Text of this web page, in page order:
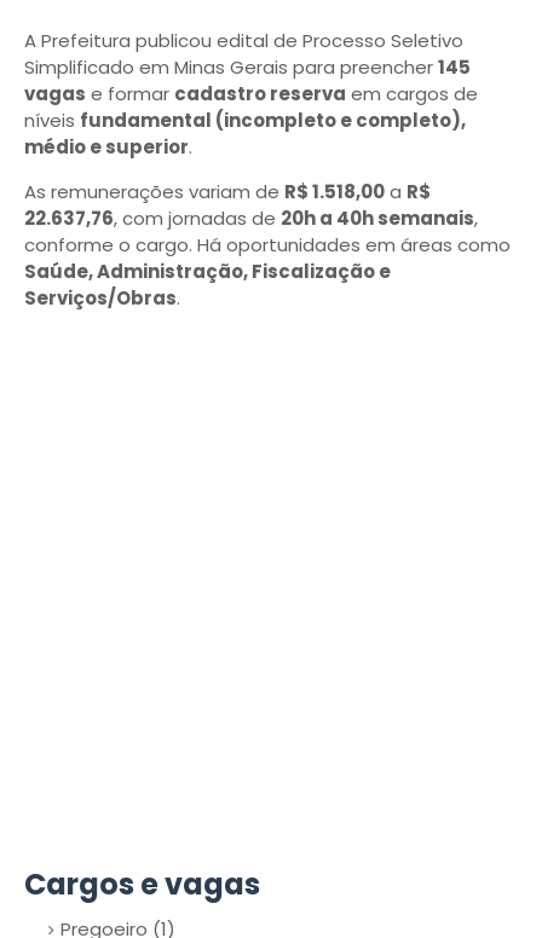
A Prefeitura publicou edital de Processo Seletivo
Simplificado em Minas Gerais para preencher145
vagas e formar cadastro reserva em cargos de
níveis fundamental (incompleto e completo),
médio e superior.
As remunerações variam de R$ 1.518,00a R$
22.637,76, com jornadas de 20h a 40h semanais,
conforme o cargo. Há oportunidades em áreas como
Saúde, Administração, Fiscalização e
Serviços/Obras.
Cargos e vagas
Pregoeiro (1)